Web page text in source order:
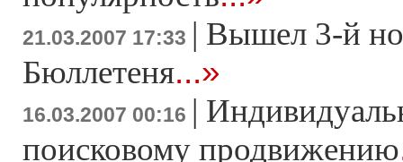
21.03.2007 17:33 | Вышел 3-й
Бюллетеня...»
16.03.2007 00:16 |
поисковому продвижению